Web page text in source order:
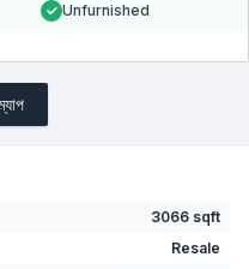
Unfurnished
3066 sqft
Resale